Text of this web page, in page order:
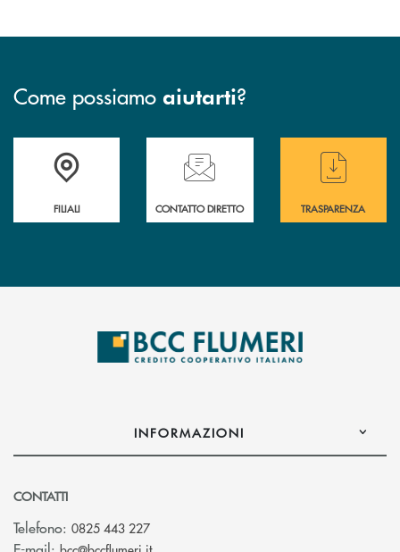
Come possiamo aiutarti?
Trova la filiale più vicina a te
FILIALI
Hai bisogno di assistenza immediata ?
CONTATTO DIRETTO
Hai bisogno di
TRASPARENZA
INFORMAZIONI
CONTATTI
Telefono: 0825 443 227
(si apre l’app di posta elettronica)